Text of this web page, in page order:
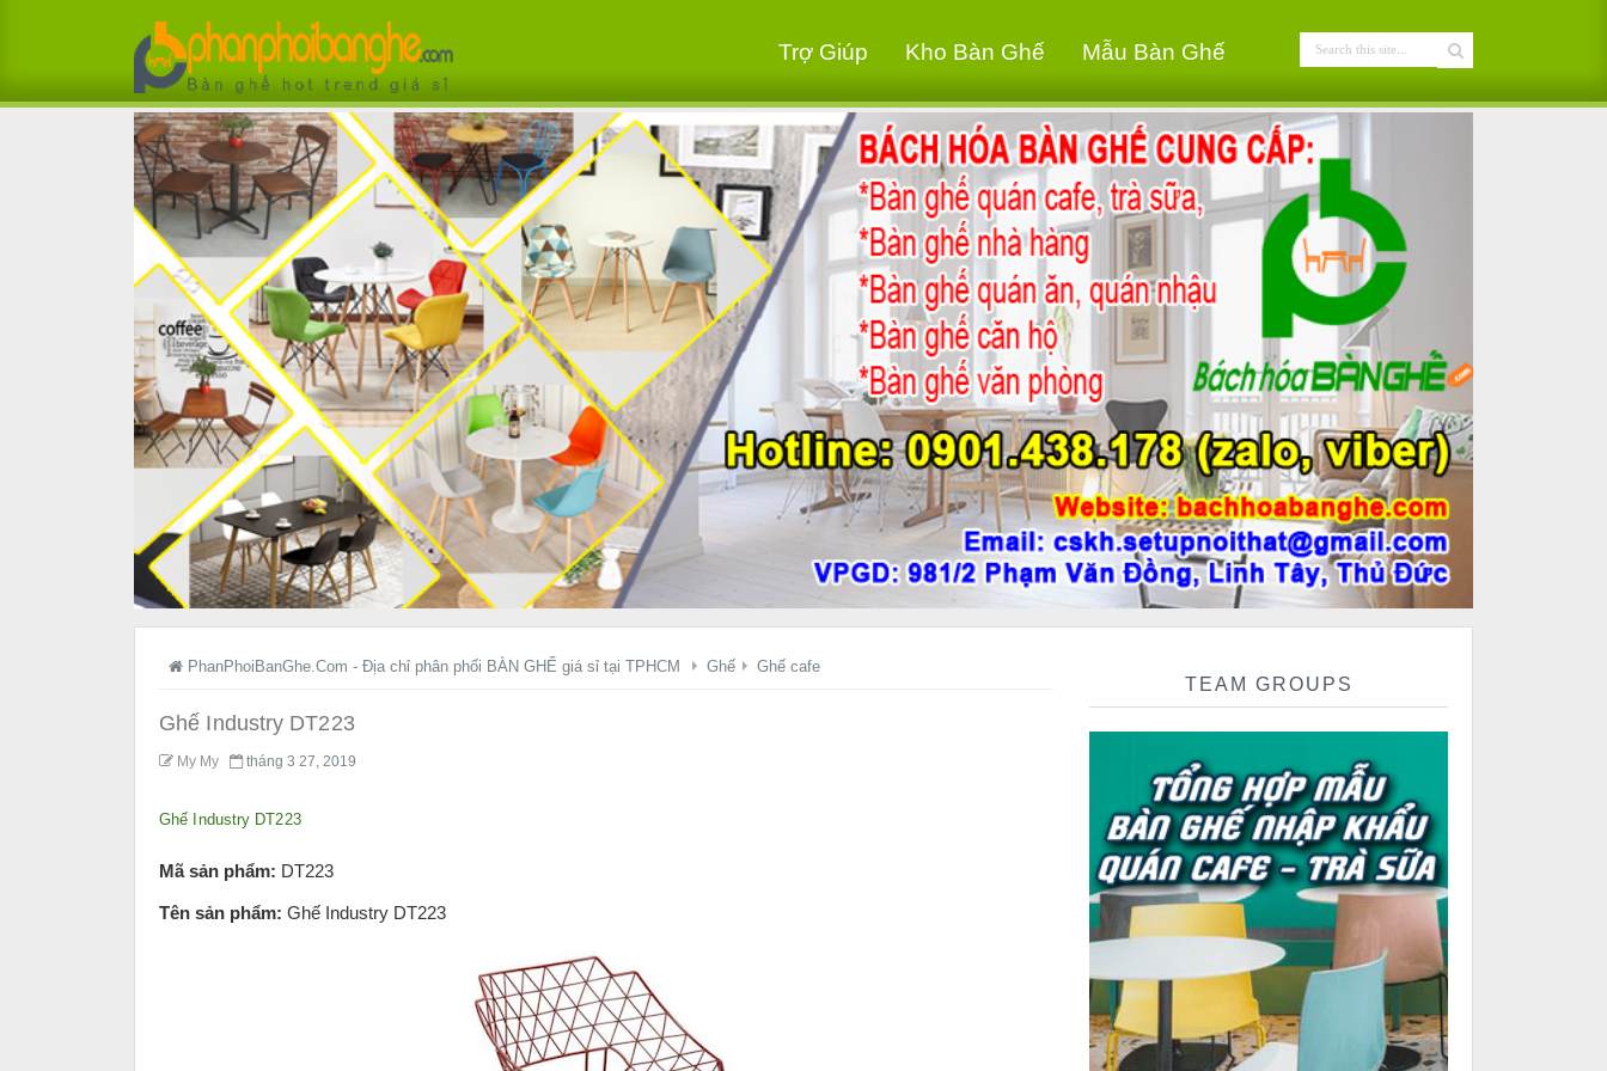
Trợ Giúp Kho Bàn Ghế Mẫu Bàn Ghế
PhanPhoiBanGhe.Com - Địa chỉ phân phối BÀN GHẾ giá sỉ tại TPHCM Ghế Ghế cafe
Ghế Industry DT223
My My tháng 3 27, 2019
Ghế Industry DT223
Mã sản phẩm: DT223
Tên sản phẩm: Ghế Industry DT223
TEAM GROUPS